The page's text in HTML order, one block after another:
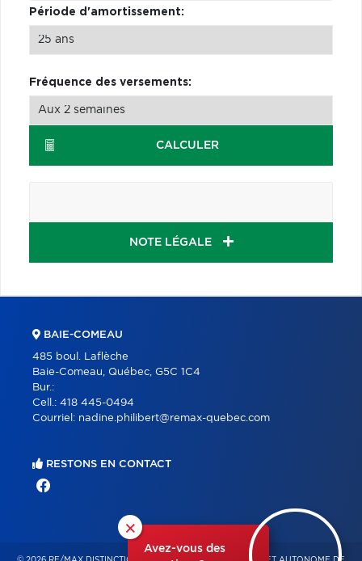
Période d'amortissement:
Fréquence des versements:
CALCULER
NOTE LÉGALE
×
Avez-vous des
BAIE-COMEAU
485 boul. Laflèche
Baie-Comeau, Québec, G5C 1C4
Bur.:
Cell.: 418 445-0494
Courriel: nadine.philibert@remax-quebec.com
RESTONS EN CONTACT